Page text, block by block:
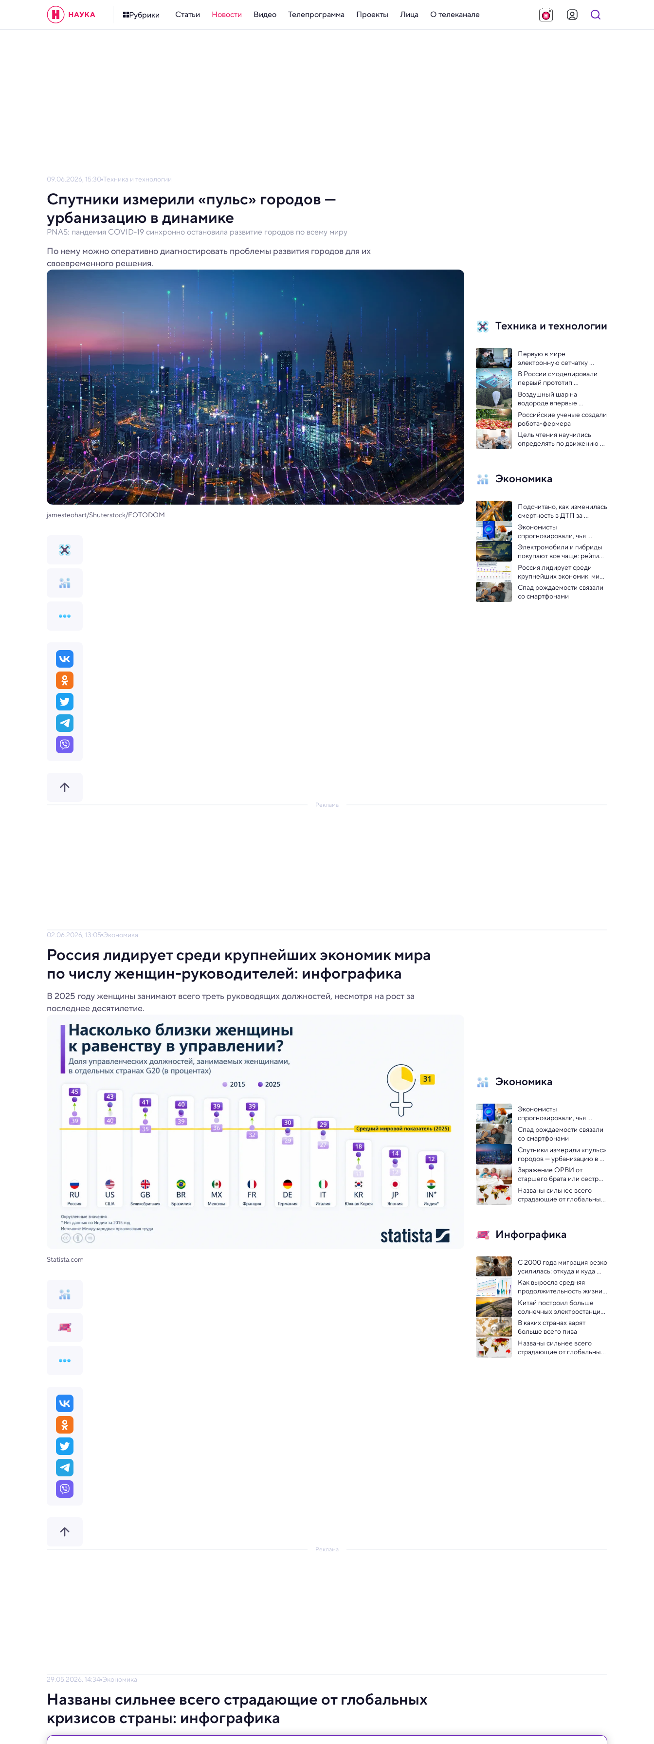
Рубрики Статьи Новости Видео Телепрограмма Проекты Лица О телеканале
09.06.2026, 15:30 Техника и технологии
Спутники измерили «пульс» городов —
урбанизацию в динамике
PNAS: пандемия COVID-19 синхронно остановила развитие городов по всему миру
По нему можно оперативно диагностировать проблемы развития городов для их
своевременного решения.
jamesteohart/Shuterstock/FOTODOM
Техника и технологии
Первую в мире
электронную сетчатку
одобрили в Европе
В России смоделировали
первый прототип
сверхпроводниковой
нейроморфной сети
Воздушный шар на
водороде впервые
перелетел через Атлантику
Российские ученые создали
робота-фермера
Цель чтения научились
определять по движению
Экономика
Подсчитано, как изменилась
смертность в ДТП за
последние 35 лет
Экономисты
спрогнозировали, чья
зарплата вырастет в
результате повсеместного
внедрения ИИ
Электромобили и гибриды
покупают все чаще: рейтинг
популярности по странам
мира
Россия лидирует среди
крупнейших экономик  мира
по числу женщин-
руководителей:
инфографика
Спад рождаемости связали
со смартфонами
Реклама
02.06.2026, 13:05 Экономика
Россия лидирует среди крупнейших экономик мира
по числу женщин-руководителей: инфографика
В 2025 году женщины занимают всего треть руководящих должностей, несмотря на рост за
последнее десятилетие.
Statista.com
Экономика
Экономисты
спрогнозировали, чья
зарплата вырастет в
результате повсеместного
внедрения ИИ
Спад рождаемости связали
со смартфонами
Спутники измерили «пульс»
городов — урбанизацию в
динамике
Заражение ОРВИ от
старшего брата или сестры
в детстве сказывается на
взрослой жизни
Названы сильнее всего
страдающие от глобальных
Инфографика
С 2000 года миграция резко
усилилась: откуда и куда
едут люди — инфографика
Как выросла средняя
продолжительность жизни с
1960 года: инфографика
Китай построил больше
солнечных электростанций,
чем остальной мир:
инфографика
В каких странах варят
больше всего пива
Названы сильнее всего
страдающие от глобальных
Реклама
29.05.2026, 14:34 Экономика
Названы сильнее всего страдающие от глобальных
кризисов страны: инфографика
Новое исследование объясняет, почему ставка лишь на внутреннее производство зерна больше